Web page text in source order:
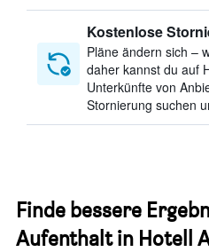
Kostenlose
Pläne ändern sich –
daher kannst du auf
Unterkünfte von
Stornierung suchen
Finde bessere
Aufenthalt in Hotell